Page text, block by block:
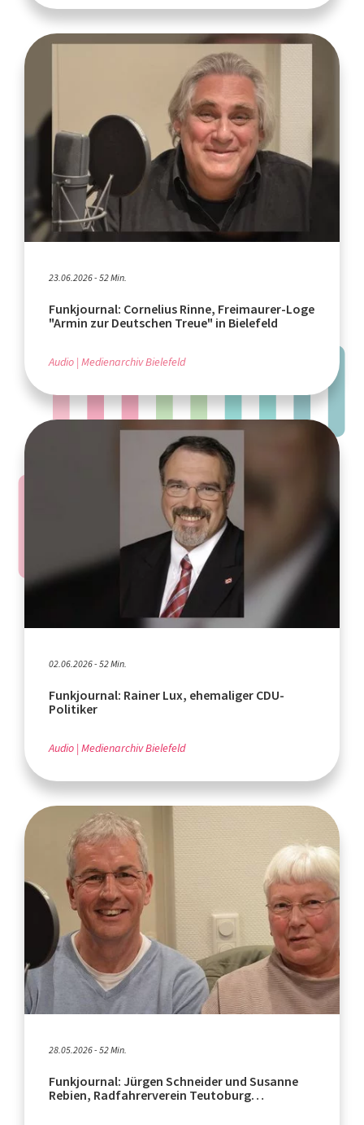
23.06.2026 - 52 Min.
Funkjournal: Cornelius Rinne, Freimaurer-Loge
"Armin zur Deutschen Treue" in Bielefeld
Audio Medienarchiv Bielefeld
02.06.2026 - 52 Min.
Funkjournal: Rainer Lux, ehemaliger CDU-
Politiker
Audio Medienarchiv Bielefeld
28.05.2026 - 52 Min.
Funkjournal: Jürgen Schneider und Susanne
Rebien, Radfahrerverein Teutoburg